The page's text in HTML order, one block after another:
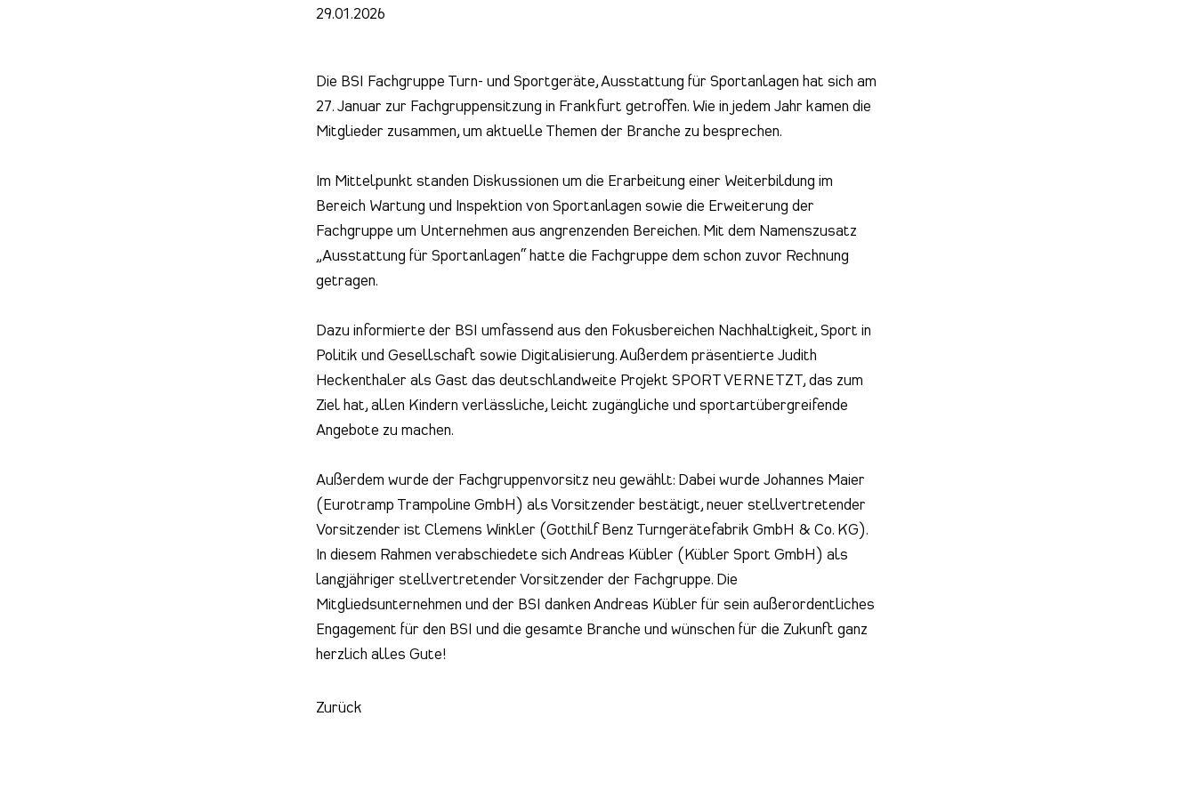
29.01.2026
Die BSI Fachgruppe Turn- und Sportgeräte, Ausstattung für Sportanlagen hat sich am
27. Januar zur Fachgruppensitzung in Frankfurt getroffen. Wie in jedem Jahr kamen die
Mitglieder zusammen, um aktuelle Themen der Branche zu besprechen.
Im Mittelpunkt standen Diskussionen um die Erarbeitung einer Weiterbildung im
Bereich Wartung und Inspektion von Sportanlagen sowie die Erweiterung der
Fachgruppe um Unternehmen aus angrenzenden Bereichen. Mit dem Namenszusatz
„Ausstattung für Sportanlagen“ hatte die Fachgruppe dem schon zuvor Rechnung
getragen.
Dazu informierte der BSI umfassend aus den Fokusbereichen Nachhaltigkeit, Sport in
Politik und Gesellschaft sowie Digitalisierung. Außerdem präsentierte Judith
Heckenthaler als Gast das deutschlandweite Projekt SPORT VERNETZT, das zum
Ziel hat, allen Kindern verlässliche, leicht zugängliche und sportartübergreifende
Angebote zu machen.
Außerdem wurde der Fachgruppenvorsitz neu gewählt: Dabei wurde Johannes Maier
(Eurotramp Trampoline GmbH) als Vorsitzender bestätigt, neuer stellvertretender
Vorsitzender ist Clemens Winkler (Gotthilf Benz Turngerätefabrik GmbH & Co. KG).
In diesem Rahmen verabschiedete sich Andreas Kübler (Kübler Sport GmbH) als
langjähriger stellvertretender Vorsitzender der Fachgruppe. Die
Mitgliedsunternehmen und der BSI danken Andreas Kübler für sein außerordentliches
Engagement für den BSI und die gesamte Branche und wünschen für die Zukunft ganz
herzlich alles Gute!
Zurück